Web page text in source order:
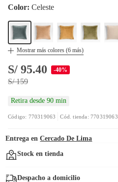
Color: Celeste
Mostrar más colores (6 más)
S/ 95.40 -40%
S/ 159
Retira desde 90 min
Código: 770319063 Cód. tienda: 770319063
Entrega en Cercado De Lima
Stock en tienda
Despacho a domicilio